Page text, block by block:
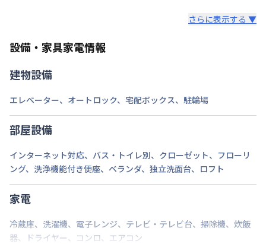
ロング（210日〜365日未満）：7,700円/回
ショート（30日〜90日未満）：2,200円/回
年用）8,800円（初回）
ご自身でご用意いただき持ち込みも可能です。
さらに表示する ▼
設備・家具家電情報
建物設備
エレベーター、 オートロック、 宅配ボックス、 駐輪場
部屋設備
インターネット対応、 バス・トイレ別、 クローゼット、 フローリ
ング、 洗浄機能付き便座、 ベランダ、 独立洗面台、 ロフト
家電
冷蔵庫、 洗濯機、 電子レンジ、 テレビ・テレビ台、 掃除機、 炊飯
器、 ドライヤー、 コンロ、 エアコン